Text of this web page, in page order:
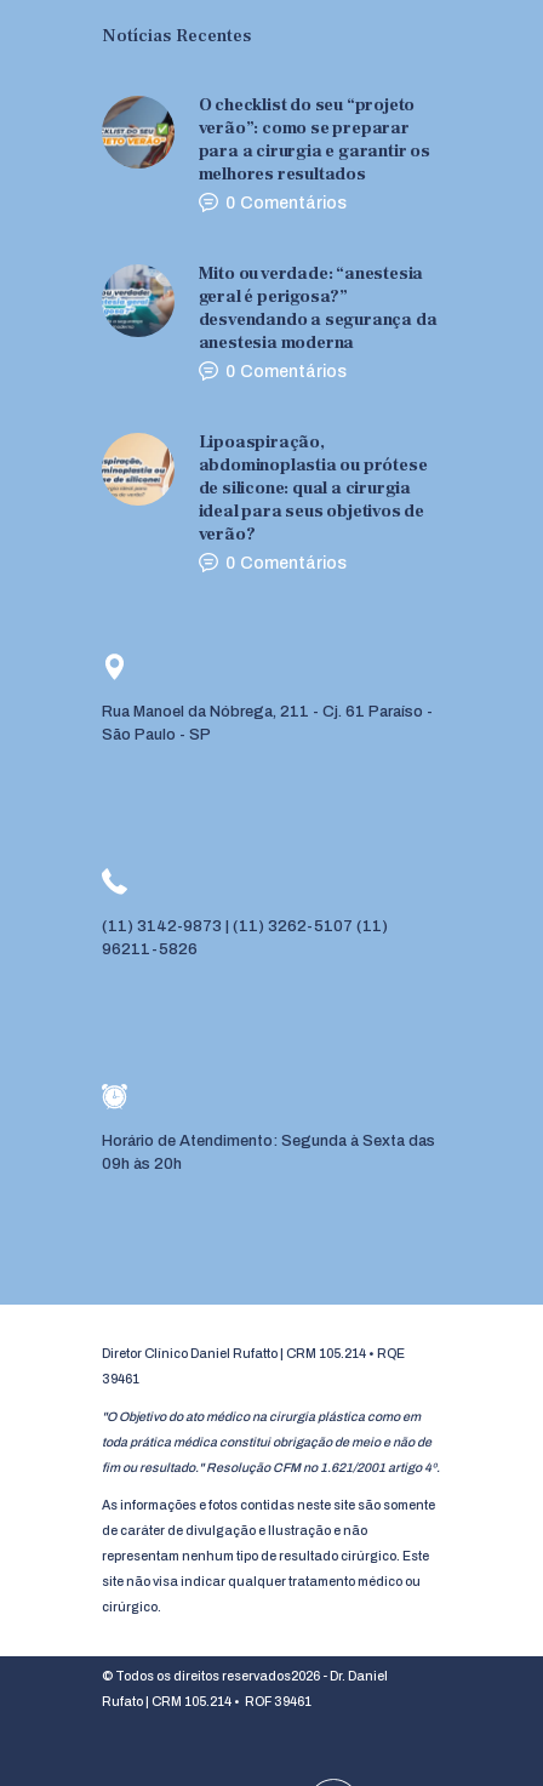
Notícias Recentes
O checklist do seu “projeto
verão”: como se preparar
para a cirurgia e garantir os
melhores resultados
0 Comentários
Mito ou verdade: “anestesia
geral é perigosa?”
desvendando a segurança da
anestesia moderna
0 Comentários
Lipoaspiração,
abdominoplastia ou prótese
de silicone: qual a cirurgia
ideal para seus objetivos de
verão?
0 Comentários
Rua Manoel da Nóbrega, 211 - Cj. 61 Paraíso -
São Paulo - SP
(11) 3142-9873 | (11) 3262-5107 (11)
96211-5826
Horário de Atendimento: Segunda à Sexta das
09h às 20h
Diretor Clínico Daniel Rufatto | CRM 105.214 • RQE
39461
"O Objetivo do ato médico na cirurgia plástica como em
toda prática médica constitui obrigação de meio e não de
fim ou resultado." Resolução CFM no 1.621/2001 artigo 4º.
As informações e fotos contidas neste site são somente
de caráter de divulgação e Ilustração e não
representam nenhum tipo de resultado cirúrgico. Este
site não visa indicar qualquer tratamento médico ou
cirúrgico.
© Todos os direitos reservados2026 - Dr. Daniel
Rufato | CRM 105.214 • ROF 39461